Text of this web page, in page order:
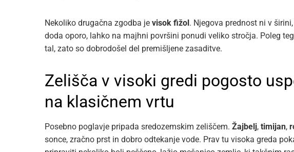
Nekoliko drugačna zgodba je visok fižol. Njegova prednost ni v
doda oporo, lahko na majhni površini ponudi veliko stročja. Poleg
tal, zato so dobrodošel del premišljene zasaditve.
Zelišča v visoki gredi pogosto
na klasičnem vrtu
Posebno poglavje pripada sredozemskim zeliščem. Žajbelj, timijan,
sonce, zračno prst in dobro odtekanje vode. Prav tu visoka greda